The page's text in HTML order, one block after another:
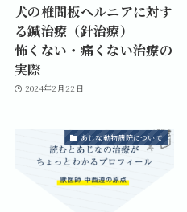
犬の椎間板ヘルニアに対す
る鍼治療（針治療）──
怖くない・痛くない治療の
実際
2024年2月22日
あじな動物病院について